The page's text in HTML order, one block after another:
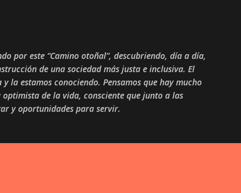
por este “Camino otoñal”, descubriendo, día a día,
de una sociedad más justa e inclusiva. El
la estamos conociendo. Pensamos que hay mucho
de la vida, consciente que junto a las
y oportunidades para servir.